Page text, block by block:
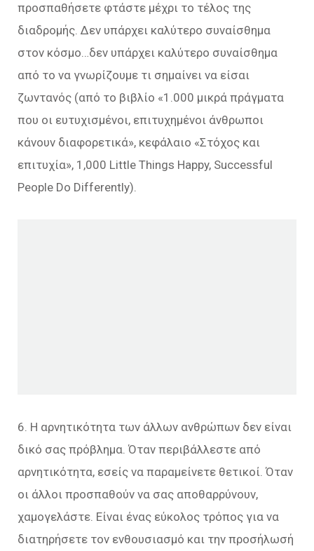
προσπαθήσετε φτάστε μέχρι το τέλος της
διαδρομής. Δεν υπάρχει καλύτερο συναίσθημα
στον κόσμο…δεν υπάρχει καλύτερο συναίσθημα
από το να γνωρίζουμε τι σημαίνει να είσαι
ζωντανός (από το βιβλίο «1.000 μικρά πράγματα
που οι ευτυχισμένοι, επιτυχημένοι άνθρωποι
κάνουν διαφορετικά», κεφάλαιο «Στόχος και
επιτυχία», 1,000 Little Things Happy, Successful
People Do Differently).
6. Η αρνητικότητα των άλλων ανθρώπων δεν είναι
δικό σας πρόβλημα. Όταν περιβάλλεστε από
αρνητικότητα, εσείς να παραμείνετε θετικοί. Όταν
οι άλλοι προσπαθούν να σας αποθαρρύνουν,
χαμογελάστε. Είναι ένας εύκολος τρόπος για να
διατηρήσετε τον ενθουσιασμό και την προσήλωσή